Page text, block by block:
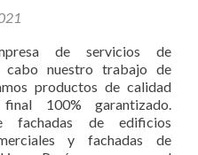
de servicios de
cabo nuestro trabajo de
productos de calidad
100% garantizado.
fachadas de edificios
y fachadas de